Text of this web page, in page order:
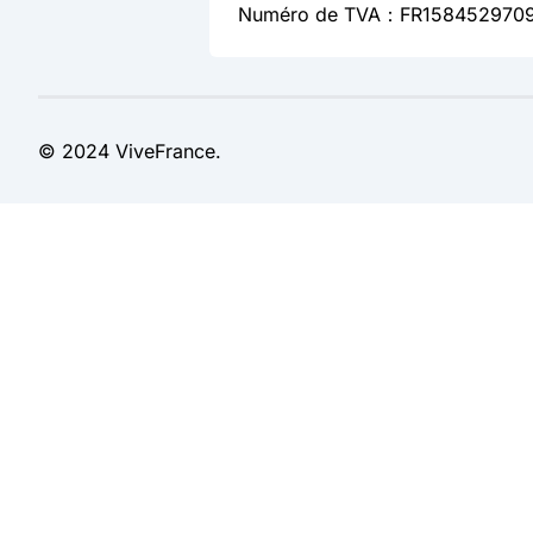
Numéro de TVA：
© 2024 ViveFrance.